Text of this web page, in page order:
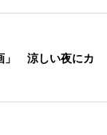
」 涼しい夜にカ